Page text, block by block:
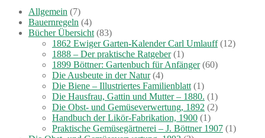
Allgemein (7)
Bauernregeln (4)
Bücher Übersicht (83)
1862 Ewiger Garten-Kalender Carl Umlauff(12)
1888 – Der praktische Ratgeber(1)
1899 Böttner: Gartenbuch für Anfänger(60)
Die Ausbeute in der Natur(4)
Die Biene – Illustriertes Familienblatt (1)
Die Hausfrau, Gattin und Mutter – 1880. (1)
Die Obst- und Gemüseverwertung, 1892 (2)
Handbuch der Likör-Fabrikation, 1900 (1)
Praktische Gemüsegärtnerei – J. Böttner 1907 (1)